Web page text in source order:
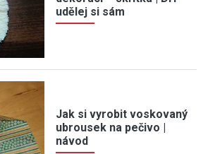
udělej si sám
Jak si vyrobit voskovaný
ubrousek na pečivo |
návod